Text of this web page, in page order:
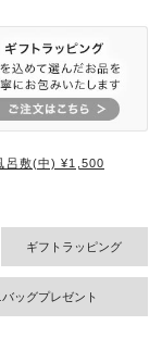
呂敷(中) ¥1,500
ギフトラッピング
ッグプレゼント